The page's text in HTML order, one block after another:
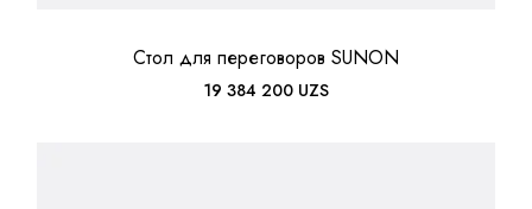
Стол для переговоров SUNON
19 384 200 UZS